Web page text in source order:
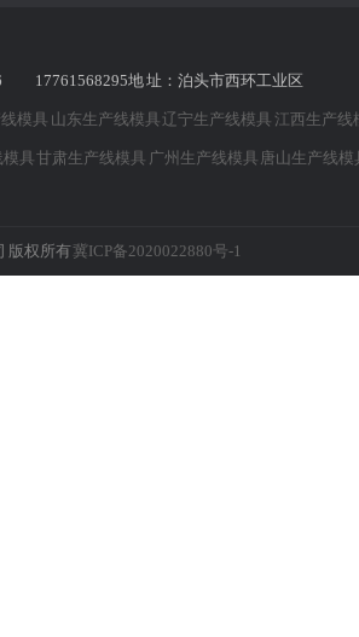
17761568295地 址：泊头市西环工业区
线模具 山东生产线模具 辽宁生产线模具 江西生产线
具甘肃生产线模具 广州生产线模具 唐山生产线模
版权所有冀ICP备2020022880号-1